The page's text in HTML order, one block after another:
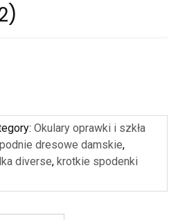
Okulary oprawki i szkła
dresowe damskie,
diverse, krotkie spodenki